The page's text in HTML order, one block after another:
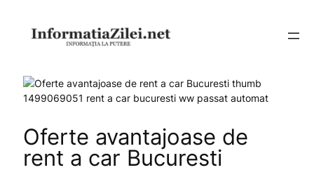
conținut
Oferte avantajoase de
rent a car Bucuresti